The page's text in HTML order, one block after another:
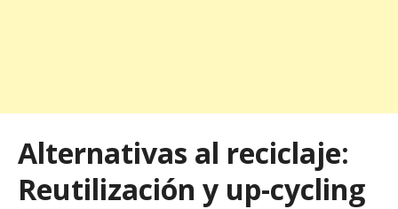
Alternativas al reciclaje:
Reutilización y up-cycling